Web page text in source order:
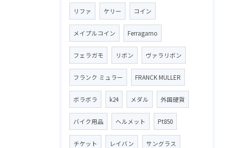
リファ ケリー コイン
メイプルコイン Ferragamo
フェラガモ リボン ヴァラリボン
フランク ミュラー FRANCK MULLER
ボラボラ k24 メダル 外国硬貨
バイク用品 ヘルメット Pt850
チケット レイバン サングラス